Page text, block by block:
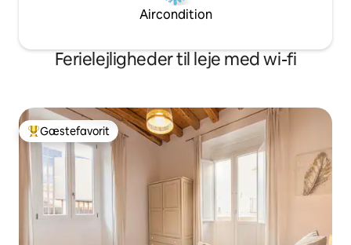
Aircondition
Ferielejligheder til leje med wi-fi
Bedste gæstefavorit
Gæstefavorit